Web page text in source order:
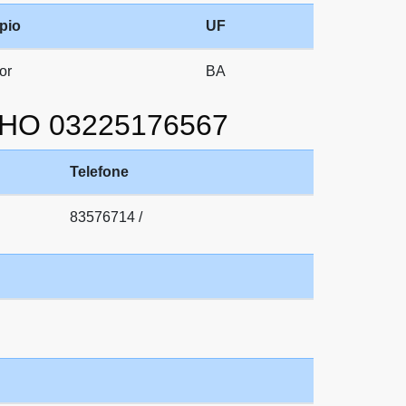
UF
BA
03225176567
Telefone
83576714 /